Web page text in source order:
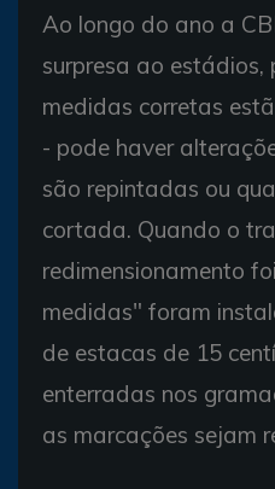
Ao longo do ano a
surpresa ao estádios,
medidas corretas
- pode haver
são repintadas ou
cortada. Quando o
redimensionamento
medidas" foram
de estacas de 15
enterradas nos
as marcações sejam